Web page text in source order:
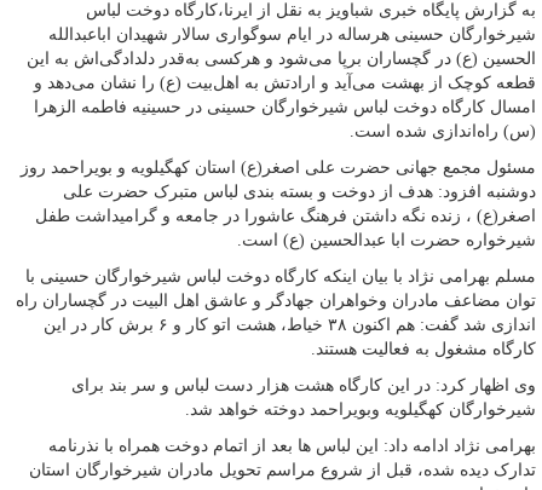
به گزارش پایگاه خبری شباویز به نقل از ایرنا،کارگاه دوخت لباس
شیرخوارگان حسینی هرساله در ایام سوگواری سالار شهیدان اباعبدالله
الحسین (ع) در گچساران برپا می‌شود و هرکسی به‌قدر دلدادگی‌اش به این
قطعه کوچک از بهشت می‌آید و ارادتش به اهل‌بیت (ع) را نشان می‌دهد و
امسال کارگاه دوخت لباس شیرخوارگان حسینی در حسینیه فاطمه الزهرا
(س) راه‌اندازی شده است.
مسئول مجمع جهانی حضرت علی اصغر(ع) استان کهگیلویه و بویراحمد روز
دوشنبه افزود: هدف از دوخت و بسته بندی لباس متبرک حضرت علی
اصغر(ع) ، زنده نگه داشتن فرهنگ عاشورا در جامعه و گرامیداشت طفل
شیرخواره حضرت ابا عبدالحسین (ع) است.
مسلم بهرامی نژاد با بیان اینکه کارگاه دوخت لباس شیرخوارگان حسینی با
توان مضاعف مادران وخواهران جهادگر و عاشق اهل البیت در گچساران راه
اندازی شد گفت: هم اکنون ۳۸ خیاط، هشت اتو کار و ۶ برش کار در این
کارگاه مشغول به فعالیت هستند.
وی اظهار کرد: در این کارگاه هشت هزار دست لباس و سر بند برای
شیرخوارگان کهگیلویه وبویراحمد دوخته خواهد شد.
بهرامی نژاد ادامه داد: این لباس ها بعد از اتمام دوخت همراه با نذرنامه
تدارک دیده شده، قبل از شروع مراسم تحویل مادران شیرخوارگان استان